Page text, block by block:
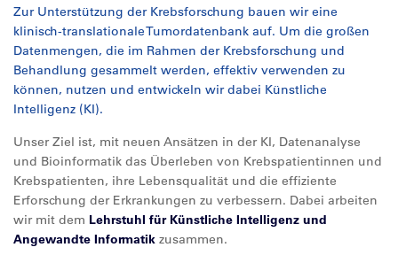
Zur Unterstützung der Krebsforschung bauen wir eine
klinisch-translationale Tumordatenbank auf. Um die großen
Datenmengen, die im Rahmen der Krebsforschung und
Behandlung gesammelt werden, effektiv verwenden zu
können, nutzen und entwickeln wir dabei Künstliche
Intelligenz (KI).
Unser Ziel ist, mit neuen Ansätzen in der KI, Datenanalyse
und Bioinformatik das Überleben von Krebspatientinnen und
Krebspatienten, ihre Lebensqualität und die effiziente
Erforschung der Erkrankungen zu verbessern. Dabei arbeiten
wir mit dem Lehrstuhl für Künstliche Intelligenz und
Angewandte Informatik zusammen.